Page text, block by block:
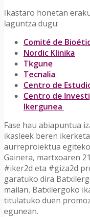
Ikastaro honetan
laguntza dugu:
Comité de
Nordic Klinika
Tkgune
Tecnalia
Centro de
Centro de
Ikergunea
Fase hau abiapuntua
ikasleek beren
aurreproiektua
Gainera, martxoaren
#iker2d eta #giza2d
garatuko dira
mailan, Batxilergoko
titulatuko duen
egunean.